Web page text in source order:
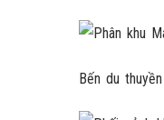
Bến du